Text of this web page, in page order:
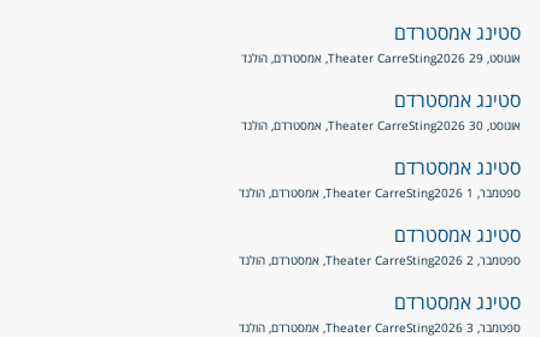
סטינג אמסטרדם
אוגוסט, 29 2026 StingTheater Carre, אמסטרדם, הולנד
סטינג אמסטרדם
אוגוסט, 30 2026 StingTheater Carre, אמסטרדם, הולנד
סטינג אמסטרדם
ספטמבר, 1 2026 StingTheater Carre, אמסטרדם, הולנד
סטינג אמסטרדם
ספטמבר, 2 2026 StingTheater Carre, אמסטרדם, הולנד
סטינג אמסטרדם
ספטמבר, 3 2026 StingTheater Carre, אמסטרדם, הולנד